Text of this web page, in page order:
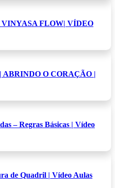
FLOW| VÍDEO
O CORAÇÃO |
– Regras Básicas | Vídeo
de Quadril | Vídeo Aulas